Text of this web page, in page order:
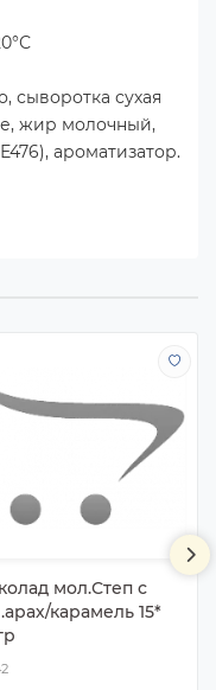
сыворотка сухая
жир молочный,
ароматизатор.
мол.Степ с
карамель 15*